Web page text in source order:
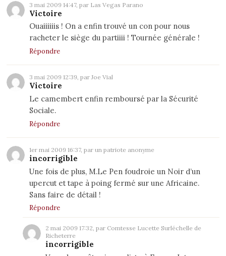
3 mai 2009 14:47, par Las Vegas Parano
Victoire
Ouaiiiiiis ! On a enfin trouvé un con pour nous
racheter le siège du partiiii ! Tournée générale !
Répondre
3 mai 2009 12:39, par Joe Vial
Victoire
Le camembert enfin remboursé par la Sécurité
Sociale.
Répondre
1er mai 2009 16:37, par un patriote anonyme
incorrigible
Une fois de plus, M.Le Pen foudroie un Noir d’un
upercut et tape à poing fermé sur une Africaine.
Sans faire de détail !
Répondre
2 mai 2009 17:32, par Comtesse Lucette Surléchelle de
Richeterre
incorrigible